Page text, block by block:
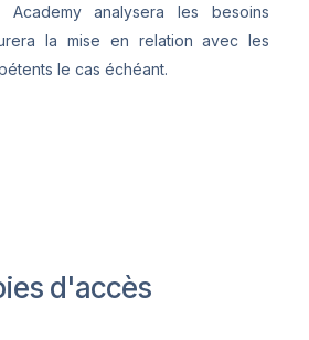
analysera les besoins
la mise en relation avec les
le cas échéant.
d'accès